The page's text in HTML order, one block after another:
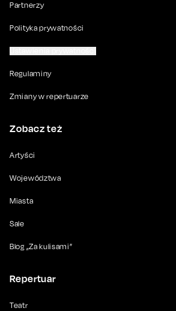
Partnerzy
Polityka prywatności
Regulaminy
Zmiany w repertuarze
Zobacz też
Artyści
Województwa
Miasta
Sale
Blog „Za kulisami”
Repertuar
Teatr